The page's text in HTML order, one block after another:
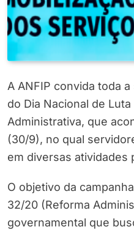
A ANFIP convida toda
do Dia Nacional de
Administrativa, que
(30/9), no qual
em diversas atividades
O objetivo da
32/20 (Reforma
governamental que